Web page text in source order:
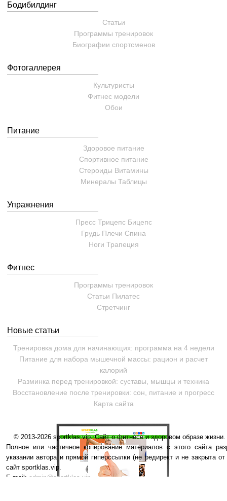
Бодибилдинг
Статьи
Программы тренировок
Биографии спортсменов
Фотогаллерея
Культуристы
Фитнес модели
Обои
Питание
Здоровое питание
Спортивное питание
Стероиды Витамины
Минералы Таблицы
Упражнения
Пресс Трицепс Бицепс
Грудь Плечи Спина
Ноги Трапеция
Фитнес
Программы тренировок
Статьи Пилатес
Cтретчинг
Новые статьи
Тренировка дома для начинающих: программа на 4 недели
Питание для набора мышечной массы: рацион и расчет
калорий
Разминка перед тренировкой: суставы, мышцы и техника
Восстановление после тренировки: сон, питание и прогресс
Карта сайта
© 2013-2026 sportklas.vip. Сайт о фитнесе и здоровом образе
Полное или частичное копирование материалов с этого сайта
указании автора и прямой гиперссылки (не редирект и не закрыта
сайт sportklas.vip.
E-mail: admin@sportklas.vip